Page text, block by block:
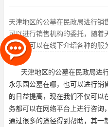
天津地区的公墓在民政局进行销
可以进行销售机构的委托，随着
们不仅可以在线下介绍各种的服
上进行咨询，如果说你需要这
天津地区的公墓在民政局进
永乐园公墓在哪，也可以进行销
的日益提高，现在我们不仅可以
务都可以在网络平台上进行咨询
通过很多的途径得到帮助，其一